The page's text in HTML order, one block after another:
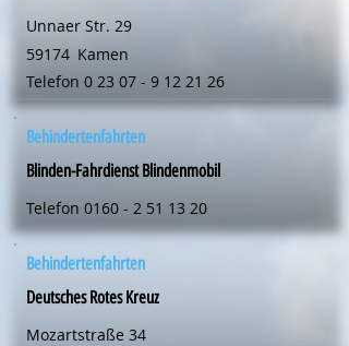
Unnaer Str. 29
59174 Kamen
Telefon 0 23 07 - 9 12 21 26
Behindertenfahrten
Blinden-Fahrdienst Blindenmobil
Telefon 0160 - 2 51 13 20
Behindertenfahrten
Deutsches Rotes Kreuz
Mozartstraße 34